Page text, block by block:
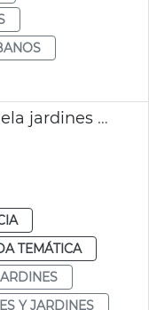
Parques y Jardines remodela jardines Aben al-Abbar
TEMÁTICA
Y JARDINES